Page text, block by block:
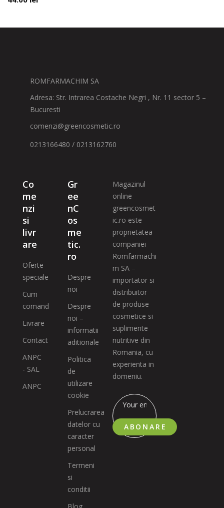
ROMFARMACHIM SA
Adresa: Str. Intrarea Costache Negri , Nr. 11 sector 5 –
Bucuresti
comenzi@greencosmetic.ro
0213166480 / 0213162760
Co
me
nzi
si
livr
are
Oferte
speciale
Cum
comand
Livrare
Contact
ANPC
- SAL
ANPC
Gr
ee
nC
os
me
tic.
ro
Despre
noi
Despre
noi –
informatii
aditionale
Politica
de
utilizare
cookie
Prelucrarea
datelor cu
caracter
personal
Termeni
si
conditii
Blog
Magazinul
online
greencosmet
ic.ro este
proprietatea
companiei
Romfarmachi
m SA –
importator si
distribuitor
de produse
cosmetice si
suplimente
nutritive din
Romania, cu
experienta in
domeniu.
ABONARE